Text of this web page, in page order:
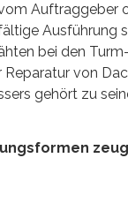
Auftraggeber
Ausführung
bei den
von
gehört zu